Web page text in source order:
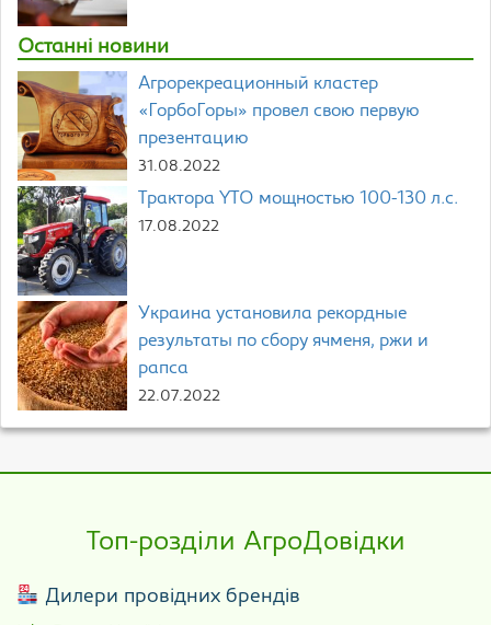
Останні новини
Агрорекреационный кластер
«ГорбоГоры» провел свою первую
презентацию
31.08.2022
Трактора YTO мощностью 100-130 л.с.
17.08.2022
Украина установила рекордные
результаты по сбору ячменя, ржи и
рапса
22.07.2022
Топ-розділи АгроДовідки
Дилери провідних брендів